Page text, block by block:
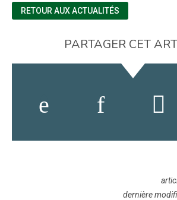
RETOUR AUX ACTUALITÉS
PARTAGER CET
dernière